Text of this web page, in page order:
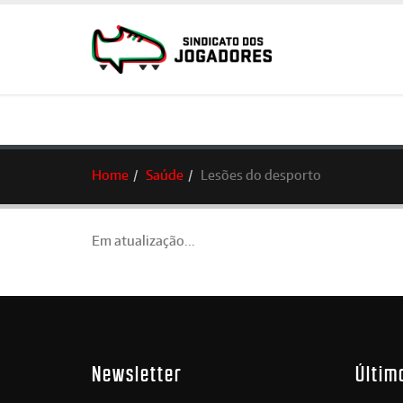
Home Saúde Lesões do desporto
Em atualização...
Newsletter